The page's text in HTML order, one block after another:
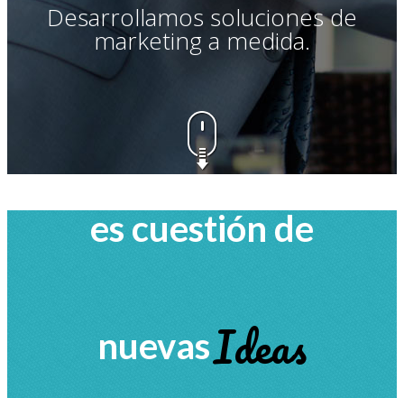
Desarrollamos soluciones de
marketing a medida.
es cuestión de
nuevasIdeas